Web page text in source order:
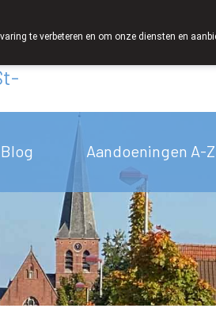
Blog Aandoeningen A-Z
te verbeteren en om onze diensten en